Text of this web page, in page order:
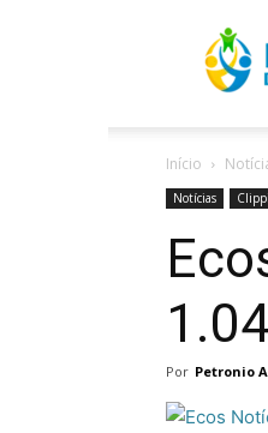
Início
Notícias
Por Petronio